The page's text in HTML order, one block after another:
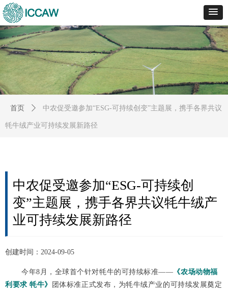
首页 ꄲ 中农促受邀参加“ESG-可持续创变”主题展，携手各界共议
牦牛绒产业可持续发展新路径
中农促受邀参加“ESG-可持续创
变”主题展，携手各界共议牦牛绒产
业可持续发展新路径
创建时间： 2024-09-05
今年8月，全球首个针对牦牛的可持续标准—— 《农场动物福
利要求 牦牛》
团体标准正式发布，为牦牛绒产业的可持续发展奠定